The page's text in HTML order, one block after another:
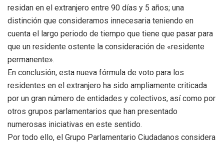
residan en el extranjero entre 90 días y 5 años; una
distinción que consideramos innecesaria teniendo en
cuenta el largo periodo de tiempo que tiene que pasar para
que un residente ostente la consideración de «residente
permanente».
En conclusión, esta nueva fórmula de voto para los
residentes en el extranjero ha sido ampliamente criticada
por un gran número de entidades y colectivos, así como por
otros grupos parlamentarios que han presentado
numerosas iniciativas en este sentido.
Por todo ello, el Grupo Parlamentario Ciudadanos considera